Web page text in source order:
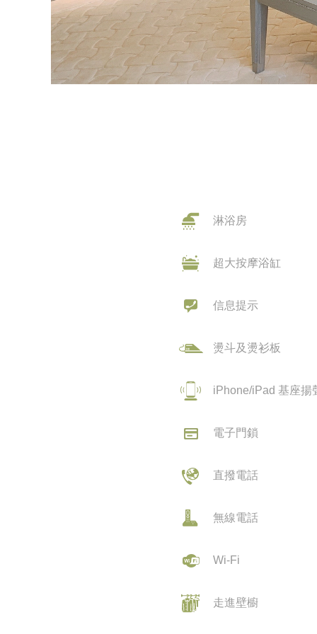
淋浴房
超大按摩浴缸
信息提示
燙斗及燙衫板
iPhone/iPad 基座揚
電子門鎖
直撥電話
無線電話
Wi-Fi
走進壁櫥